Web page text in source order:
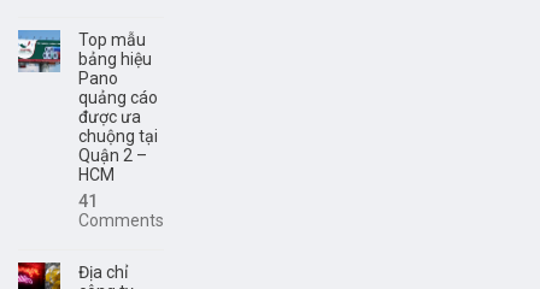
Top mẫu
bảng hiệu
Pano
quảng cáo
được ưa
chuộng tại
Quận 2 –
HCM
41
Comments
Địa chỉ